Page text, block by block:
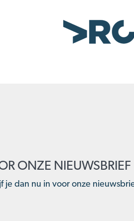
ONZE NIEUWSBRIEF
je dan nu in voor onze